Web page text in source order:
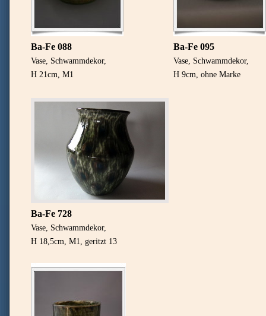
Ba-Fe 088
Vase, Schwammdekor,
H 21cm, M1
Ba-Fe 095
Vase, Schwammdekor,
H 9cm, ohne Marke
Ba-Fe 728
Vase, Schwammdekor,
H 18,5cm, M1, geritzt 13